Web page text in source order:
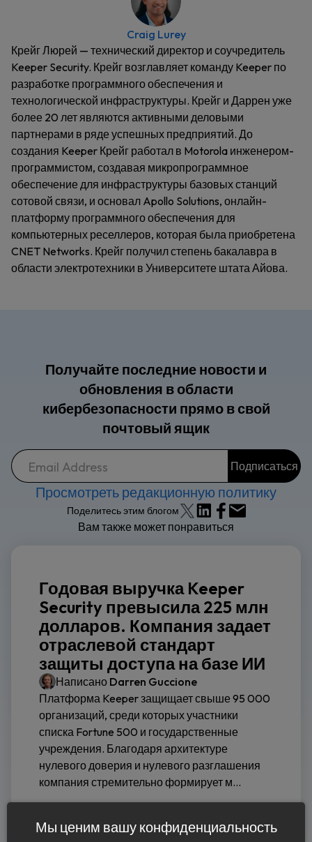
Craig Lurey
Крейг Люрей — технический директор и соучредитель
Keeper Security. Крейг возглавляет команду Keeper по
разработке программного обеспечения и
технологической инфраструктуры. Крейг и Даррен уже
более 20 лет являются активными деловыми
партнерами в ряде успешных предприятий. До
создания Keeper Крейг работал в Motorola инженером-
программистом, создавая микропрограммное
обеспечение для инфраструктуры базовых станций
сотовой связи, и основал Apollo Solutions, онлайн-
платформу программного обеспечения для
компьютерных реселлеров, которая была приобретена
CNET Networks. Крейг получил степень бакалавра в
области электротехники в Университете штата Айова.
Получайте последние новости и
обновления в области
кибербезопасности прямо в свой
почтовый ящик
Просмотреть редакционную политику
Поделитесь этим блогом
Вам также может понравиться
Годовая выручка Keeper
Security превысила 225 млн
долларов. Компания задает
отраслевой стандарт
защиты доступа на базе ИИ
Написано Darren Guccione
Платформа Keeper защищает свыше 95 000
организаций, среди которых участники
списка Fortune 500 и государственные
учреждения. Благодаря архитектуре
нулевого доверия и нулевого разглашения
компания стремительно формирует м...
Читать дальше
Мы ценим вашу конфиденциальность